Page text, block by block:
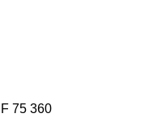
75 360